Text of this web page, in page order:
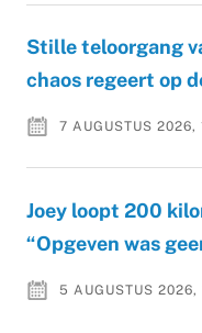
Stille teloorgang
chaos regeert op
7 AUGUSTUS 2026,
Joey loopt 200
“Opgeven was
5 AUGUSTUS 2026,